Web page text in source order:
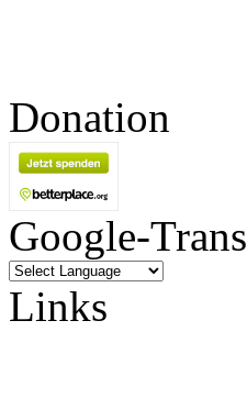
Donation
Google-Trans
Links